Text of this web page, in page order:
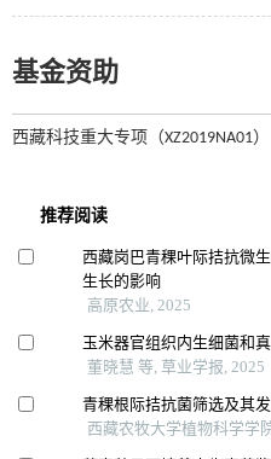
基金资助
西藏科技重大专项（XZ2019NA01）